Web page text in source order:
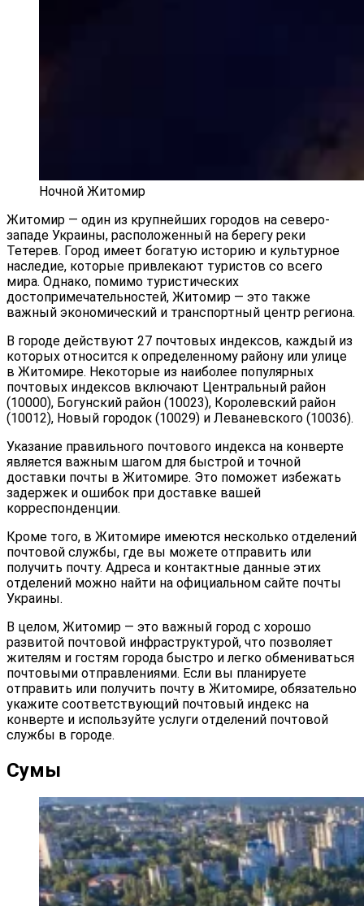
Ночной Житомир
Житомир — один из крупнейших городов на северо-
западе Украины, расположенный на берегу реки
Тетерев. Город имеет богатую историю и культурное
наследие, которые привлекают туристов со всего
мира. Однако, помимо туристических
достопримечательностей, Житомир — это также
важный экономический и транспортный центр региона.
В городе действуют 27 почтовых индексов, каждый из
которых относится к определенному району или улице
в Житомире. Некоторые из наиболее популярных
почтовых индексов включают Центральный район
(10000), Богунский район (10023), Королевский район
(10012), Новый городок (10029) и Леваневского (10036).
Указание правильного почтового индекса на конверте
является важным шагом для быстрой и точной
доставки почты в Житомире. Это поможет избежать
задержек и ошибок при доставке вашей
корреспонденции.
Кроме того, в Житомире имеются несколько отделений
почтовой службы, где вы можете отправить или
получить почту. Адреса и контактные данные этих
отделений можно найти на официальном сайте почты
Украины.
В целом, Житомир — это важный город с хорошо
развитой почтовой инфраструктурой, что позволяет
жителям и гостям города быстро и легко обмениваться
почтовыми отправлениями. Если вы планируете
отправить или получить почту в Житомире, обязательно
укажите соответствующий почтовый индекс на
конверте и используйте услуги отделений почтовой
службы в городе.
Сумы